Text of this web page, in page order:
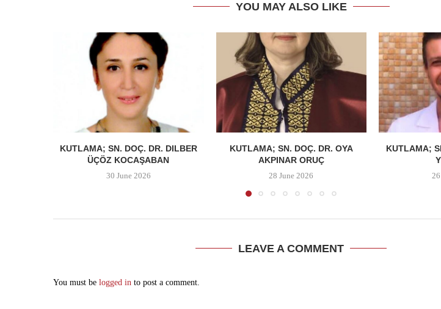
YOU MAY ALSO LIKE
KUTLAMA; SN. DOÇ. DR. DILBER
ÜÇÖZ KOCAŞABAN
30 June 2026
KUTLAMA; SN. DOÇ. DR. OYA
AKPINAR ORUÇ
28 June 2026
KUTLAMA;
LEAVE A COMMENT
You must be logged in to post a comment.